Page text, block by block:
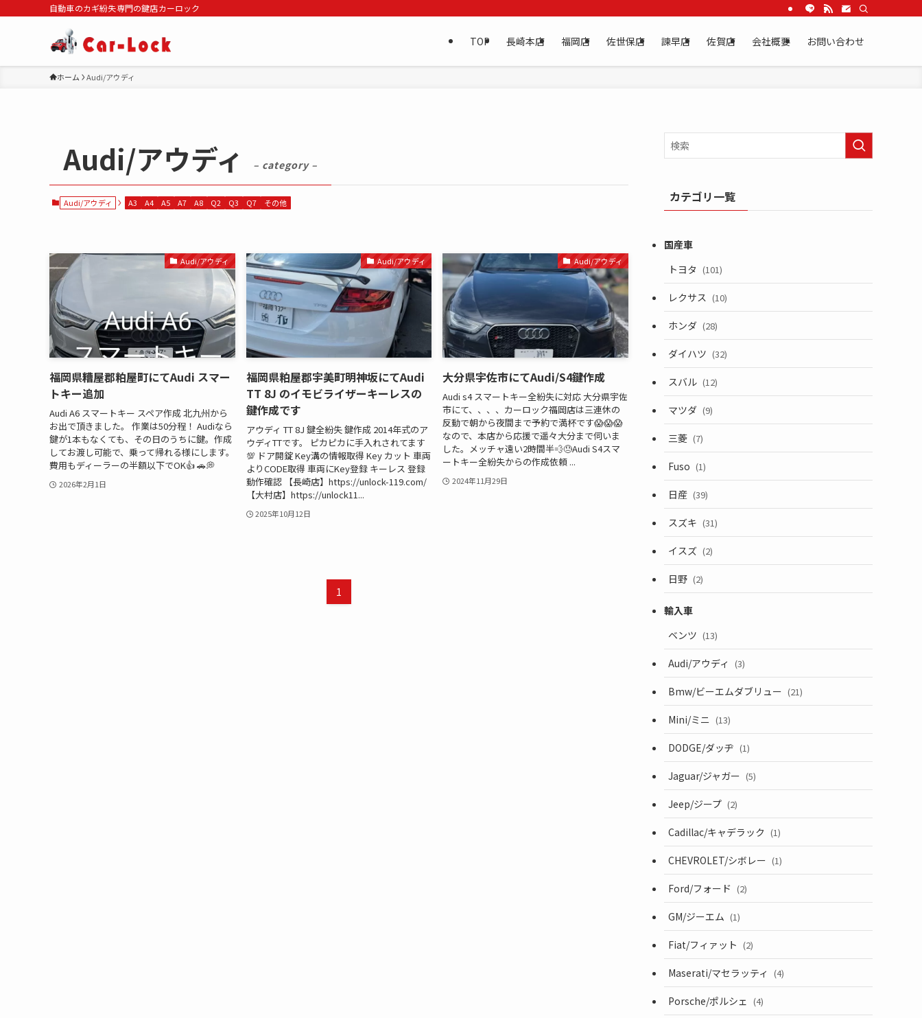
自動車のカギ紛失専門の鍵店カーロック
TOP 長崎本店 福岡店 佐世保店 諫早店 佐賀店 会社概要 お問い合わせ
ホーム Audi/アウディ
Audi/アウディ – category –
Audi/アウディ A3 A4 A5 A7 A8 Q2 Q3 Q7 その他
Audi/アウディ
福岡県糟屋郡粕屋町にてAudi スマー
トキー追加
Audi A6 スマートキー スペア作成 北九州から
お出で頂きました。 作業は50分程！ Audiなら
鍵が1本もなくても、その日のうちに鍵。作成
してお渡し可能で、乗って帰れる様にします。
費用もディーラーの半額以下でOK👍 🚗💭
2026年2月1日
Audi/アウディ
福岡県粕屋郡宇美町明神坂にてAudi
TT 8J のイモビライザーキーレスの
鍵作成です
アウディ TT 8J 鍵全紛失 鍵作成 2014年式のア
ウディTTです。 ピカピカに手入れされてます
💯 ドア開錠 Key溝の情報取得 Key カット 車両
よりCODE取得 車両にKey登録 キーレス 登録
動作確認 【長崎店】https://unlock-119.com/
【大村店】https://unlock11...
2025年10月12日
Audi/アウディ
大分県宇佐市にてAudi/S4鍵作成
Audi s4 スマートキー全紛失に対応 大分県宇佐
市にて、、、、カーロック福岡店は三連休の
反動で朝から夜間まで予約で満杯です😱😱😱
なので、本店から応援で遥々大分まで伺いま
した。メッチャ遠い2時間半💨😓Audi S4スマ
ートキー全紛失からの作成依頼 ...
2024年11月29日
1
カテゴリ一覧
トヨタ (101)
レクサス (10)
ホンダ (28)
ダイハツ (32)
スバル (12)
マツダ (9)
三菱 (7)
Fuso (1)
日産 (39)
スズキ (31)
イスズ (2)
日野 (2)
ベンツ (13)
Audi/アウディ (3)
Bmw/ビーエムダブリュー (21)
Mini/ミニ (13)
DODGE/ダッヂ (1)
Jaguar/ジャガー (5)
Jeep/ジープ (2)
Cadillac/キャデラック (1)
CHEVROLET/シボレー (1)
Ford/フォード (2)
GM/ジーエム (1)
Fiat/フィァット (2)
Maserati/マセラッティ (4)
Porsche/ポルシェ (4)